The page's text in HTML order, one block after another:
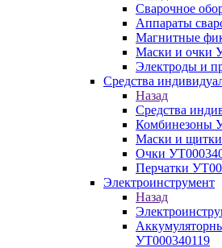
Сварочное
Аппараты
Магнитные
Маски и очки
Электроды и
Средства
Назад
Средства
Комбинезоны
Маски и
Очки
Перчатки
Электроинструмент
Назад
УТ000340119